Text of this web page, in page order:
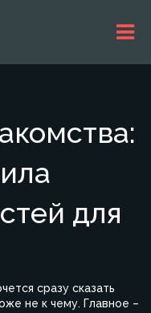
для
сразу сказать
не к чему. Главное –